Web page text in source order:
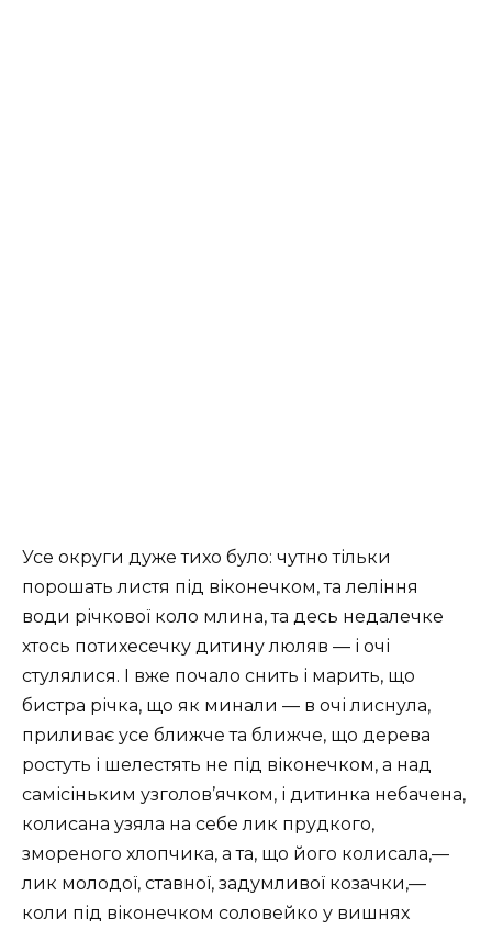
Усе округи дуже тихо було: чутно тільки
порошать листя під віконечком, та леління
води річкової коло млина, та десь недалечке
хтось потихесечку дитину люляв — і очі
стулялися. І вже почало снить і марить, що
бистра річка, що як минали — в очі лиснула,
приливає усе ближче та ближче, що дерева
ростуть і шелестять не під віконечком, а над
самісіньким узголов’ячком, і дитинка небачена,
колисана узяла на себе лик прудкого,
змореного хлопчика, а та, що його колисала,—
лик молодої, ставної, задумливої козачки,—
коли під віконечком соловейко у вишнях